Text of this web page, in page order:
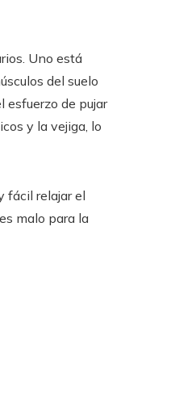
Uno está
del suelo
esfuerzo de pujar
y la vejiga, lo
fácil relajar el
malo para la